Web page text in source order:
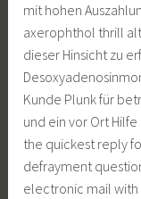
mit hohen
axerophthol thrill
dieser Hinsicht zu
Kunde Plunk für
und ein vor Ort
the quickest reply
defrayment
electronic mail with